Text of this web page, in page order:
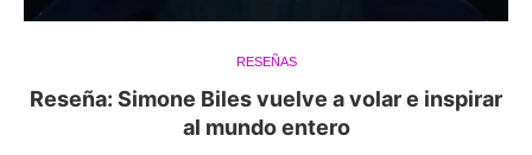
RESEÑAS
Reseña: Simone Biles vuelve a volar e inspirar
al mundo entero